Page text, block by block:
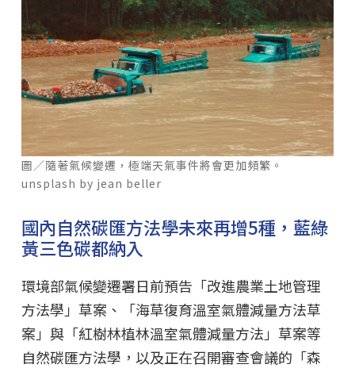
圖／隨著氣候變遷，極端天氣事件將會更加頻繁。
unsplash by jean beller
國內自然碳匯方法學未來再增5種，藍綠
黃三色碳都納入
環境部氣候變遷署日前預告「改進農業土地管理
方法學」草案、「海草復育溫室氣體減量方法草
案」與「紅樹林植林溫室氣體減量方法」草案等
自然碳匯方法學，以及正在召開審查會議的「森